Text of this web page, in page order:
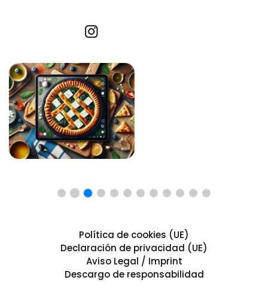
Política de cookies (UE)
Declaración de privacidad (UE)
Aviso Legal / Imprint
Descargo de responsabilidad